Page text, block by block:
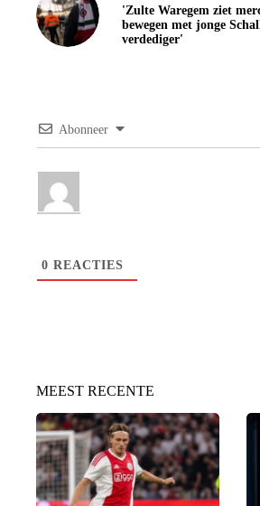
'Zulte Waregem ziet
bewegen met jonge
verdediger'
Abonneer
0 REACTIES
MEEST RECENTE